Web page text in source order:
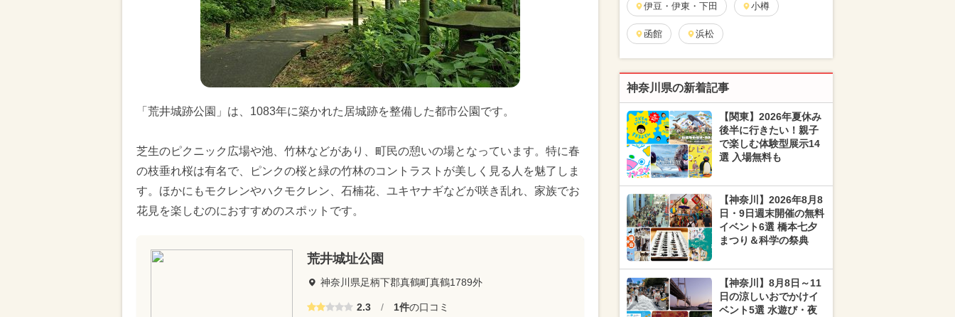
「荒井城跡公園」は、1083年に築かれた居城跡を整備した都市公園です。
芝生のピクニック広場や池、竹林などがあり、町民の憩いの場となっています。特に春
の枝垂れ桜は有名で、ピンクの桜と緑の竹林のコントラストが美しく見る人を魅了しま
す。ほかにもモクレンやハクモクレン、石楠花、ユキヤナギなどが咲き乱れ、家族でお
花見を楽しむのにおすすめのスポットです。
荒井城址公園
神奈川県足柄下郡真鶴町真鶴1789外
2.3 / 1件の口コミ
伊豆・伊東・下田 小樽
函館 浜松
神奈川県の新着記事
【関東】2026年夏休み
後半に行きたい！親子
で楽しむ体験型展示14
選 入場無料も
【神奈川】2026年8月8
日・9日週末開催の無料
イベント6選 橋本七夕
まつり＆科学の祭典
【神奈川】8月8日～11
日の涼しいおでかけイ
ベント5選 水遊び・夜